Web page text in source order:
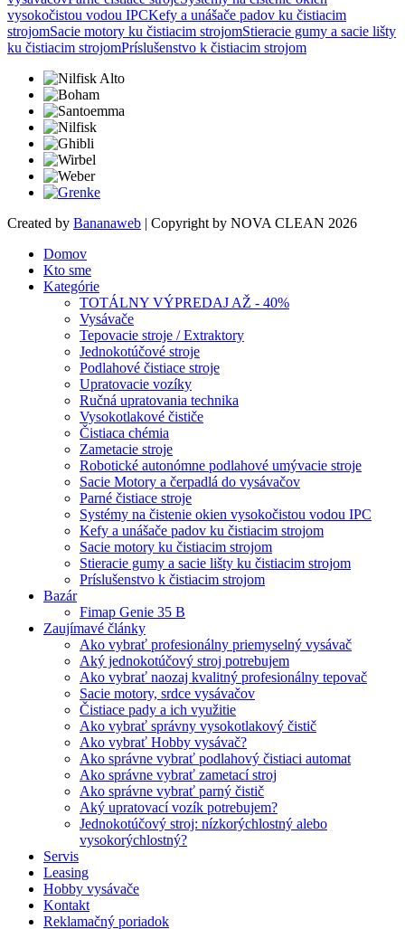
vysokočistou vodou IPCKefy a unášače padov ku čistiacim
strojomSacie motory ku čistiacim strojomStieracie gumy a sacie lišty
ku čistiacim strojomPríslušenstvo k čistiacim strojom
Created by Bananaweb | Copyright by NOVA CLEAN 2026
Domov
Kto sme
Kategórie
TOTÁLNY VÝPREDAJ AŽ - 40%
Vysávače
Tepovacie stroje / Extraktory
Jednokotúčové stroje
Podlahové čistiace stroje
Upratovacie vozíky
Ručná upratovania technika
Vysokotlakové čističe
Čistiaca chémia
Zametacie stroje
Robotické autonómne podlahové umývacie stroje
Sacie Motory a čerpadlá do vysávačov
Parné čistiace stroje
Systémy na čistenie okien vysokočistou vodou IPC
Kefy a unášače padov ku čistiacim strojom
Sacie motory ku čistiacim strojom
Stieracie gumy a sacie lišty ku čistiacim strojom
Príslušenstvo k čistiacim strojom
Bazár
Fimap Genie 35 B
Zaujímavé články
Ako vybrať profesionálny priemyselný vysávač
Aký jednokotúčový stroj potrebujem
Ako vybrať naozaj kvalitný profesionálny tepovač
Sacie motory, srdce vysávačov
Čistiace pady a ich využitie
Ako vybrať správny vysokotlakový čistič
Ako vybrať Hobby vysávač?
Ako správne vybrať podlahový čistiaci automat
Ako správne vybrať zametací stroj
Ako správne vybrať parný čistič
Aký upratovací vozík potrebujem?
Jednokotúčový stroj: nízkorýchlostný alebo
vysokorýchlostný?
Servis
Leasing
Hobby vysávače
Kontakt
Reklamačný poriadok